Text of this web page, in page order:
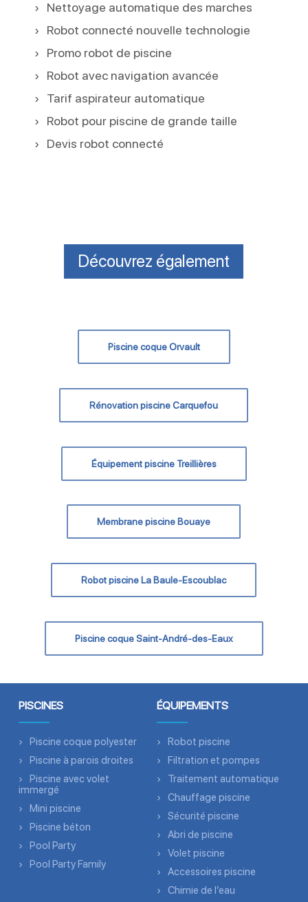
Nettoyage automatique des marches
Robot connecté nouvelle technologie
Promo robot de piscine
Robot avec navigation avancée
Tarif aspirateur automatique
Robot pour piscine de grande taille
Devis robot connecté
Découvrez également
Piscine coque Orvault
Rénovation piscine Carquefou
Équipement piscine Treillières
Membrane piscine Bouaye
Robot piscine La Baule-Escoublac
Piscine coque Saint-André-des-Eaux
PISCINES
Piscine coque polyester
Piscine à parois droites
Piscine avec volet
immergé
Mini piscine
Piscine béton
Pool Party
Pool Party Family
ÉQUIPEMENTS
Robot piscine
Filtration et pompes
Traitement automatique
Chauffage piscine
Sécurité piscine
Abri de piscine
Volet piscine
Accessoires piscine
Chimie de l’eau